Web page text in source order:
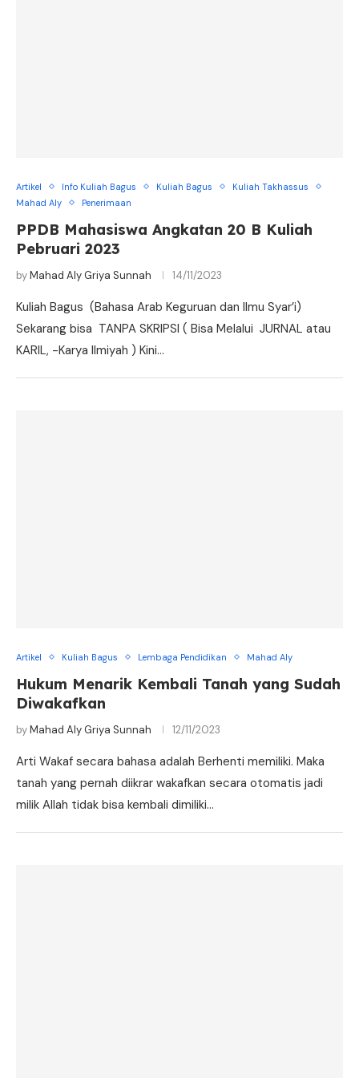
Artikel Info Kuliah Bagus Kuliah Bagus
Kuliah Takhassus
Mahad Aly
Penerimaan
PPDB Mahasiswa Angkatan 20 B Kuliah
Pebruari 2023
byMahad Aly Griya Sunnah 14/11/2023
Kuliah Bagus (Bahasa Arab Keguruan dan Ilmu Syar’i)
Sekarang bisa TANPA SKRIPSI ( Bisa Melalui JURNAL atau
KARIL, -Karya Ilmiyah ) Kini…
Artikel Kuliah Bagus Lembaga Pendidikan Mahad Aly
Hukum Menarik Kembali Tanah yang Sudah
Diwakafkan
byMahad Aly Griya Sunnah 12/11/2023
Arti Wakaf secara bahasa adalah Berhenti memiliki. Maka
tanah yang pernah diikrar wakafkan secara otomatis jadi
milik Allah tidak bisa kembali dimiliki…